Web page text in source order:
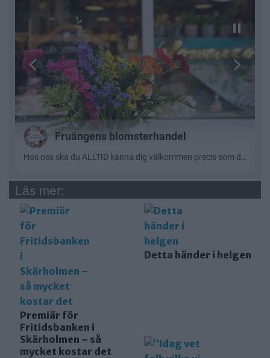
Läs mer:
Premiär för
Fritidsbanken i
Skärholmen – så
mycket kostar det
Detta händer i helgen